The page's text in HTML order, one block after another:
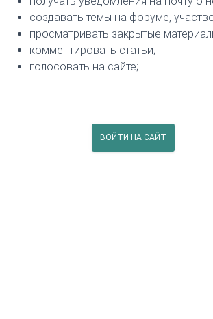
создавать темы на форуме,
просматривать закрытые
комментировать статьи;
голосовать на сайте;
ВОЙТИ НА САЙТ